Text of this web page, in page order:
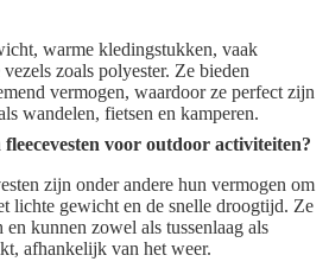
warme kledingstukken, vaak
zoals polyester. Ze bieden
vermogen, waardoor ze perfect zijn
wandelen, fietsen en kamperen.
voor outdoor activiteiten?
zijn onder andere hun vermogen om
lichte gewicht en de snelle droogtijd. Ze
kunnen zowel als tussenlaag als
afhankelijk van het weer.